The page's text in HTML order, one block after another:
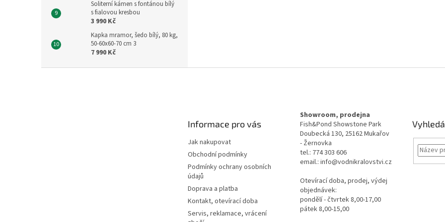
Soliterní kámen s fontánou bílý
s fialovou kresbou
3 990 Kč
Kapka mramor, šedo bílý, 80 kg,
50-60x60-70 cm 3
7 990 Kč
Informace pro vás
Jak nakupovat
Obchodní podmínky
Podmínky ochrany osobních
údajů
Doprava a platba
Kontakt, otevírací doba
Servis, reklamace, vrácení
Showroom, prodejna
Fish&Pond Showstone Park
Doubecká 130, 25162 Mukařov
- Žernovka
tel.: 774 303 606
email.: info@vodnikralovstvi.cz
Otevírací doba, prodej, výdej
objednávek:
pondělí - čtvrtek 8,00-17,00
pátek 8,00-15,00